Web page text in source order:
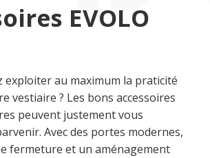
EVOLO
exploiter au maximum la praticité
vestiaire ? Les bons accessoires
peuvent justement vous
Avec des portes modernes,
fermeture et un aménagement